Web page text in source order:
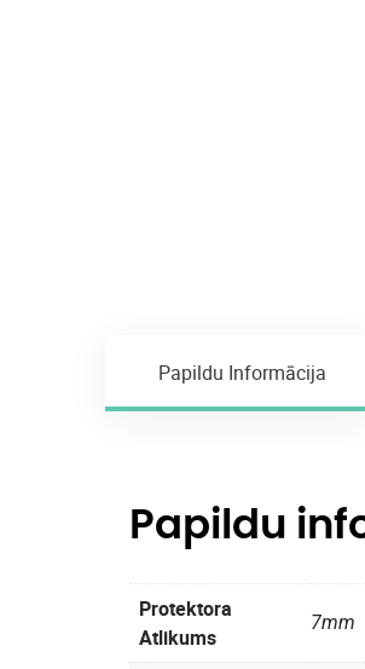
Papildu Informācija
Papildu
Protektora
Atlikums
7mm